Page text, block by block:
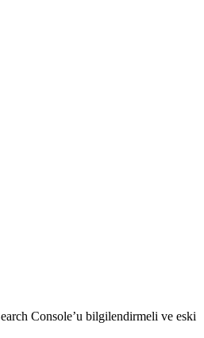
Console’u bilgilendirmeli ve eski